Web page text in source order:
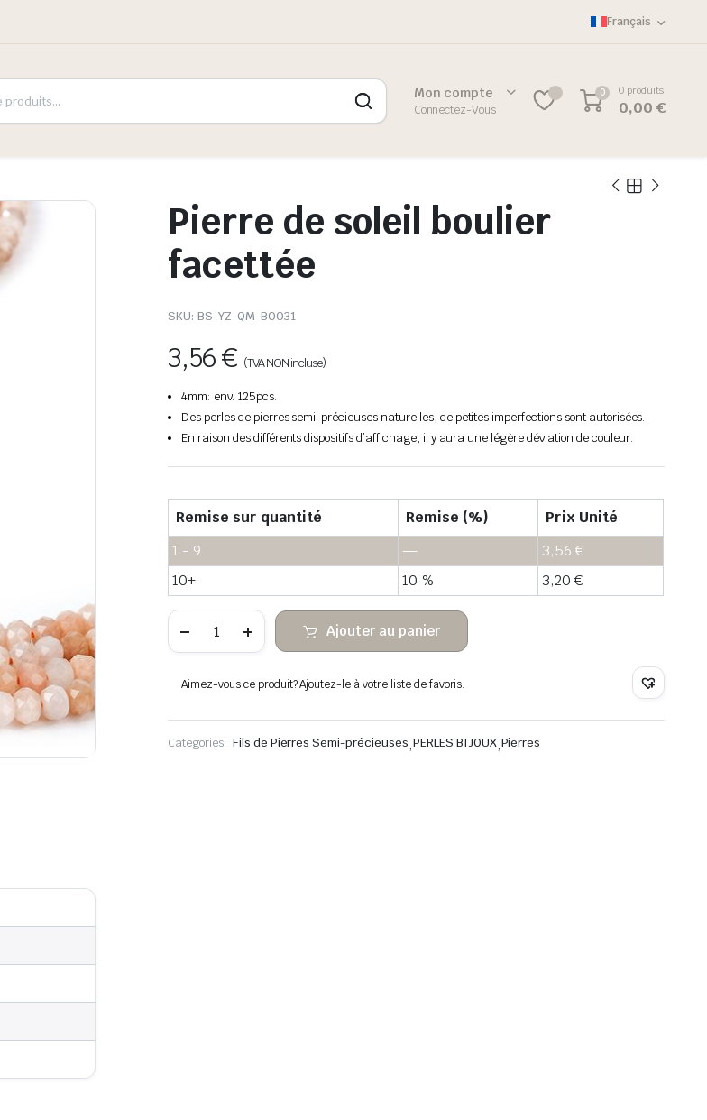
Français
Mon compte
Connectez-Vous
0 0 produits
0,00€
Pierre de soleil boulier
facettée
SKU: BS-YZ-QM-B0031
3,56€ (TVA NON incluse)
4mm: env. 125pcs.
Des perles de pierres semi-précieuses naturelles, de petites imperfections sont autorisées.
En raison des différents dispositifs d’affichage, il y aura une légère déviation de couleur.
Remise sur quantité Remise (%)
Prix Unité
1 - 9
— 3,56€
10+
10 % 3,20€
Pierre
soleil
Ajouter au panier
Aimez-vous ce produit? Ajoutez-le à votre liste de favoris.
Categories: Fils de Pierres Semi-précieuses,PERLES BIJOUX,Pierres